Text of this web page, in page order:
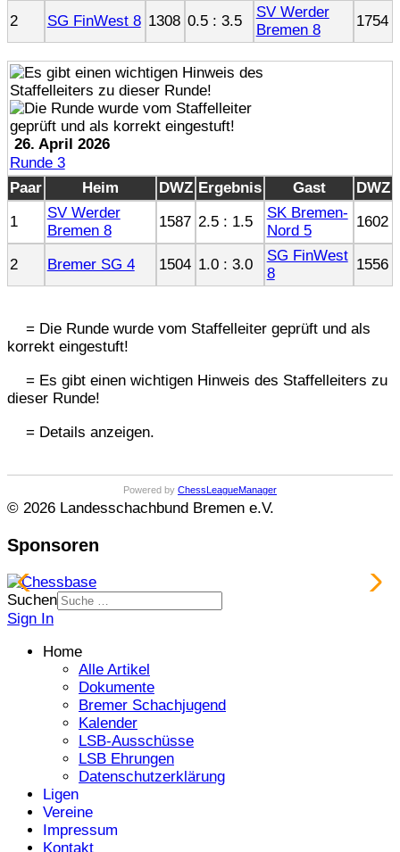
2 SG FinWest 8 1308 0.5 : 3.5
SV Werder
Bremen 8
1754
26. April 2026
Runde 3
Paar
Heim DWZ Ergebnis Gast
DWZ
1
SV Werder
Bremen 8
1587 2.5 : 1.5
SK Bremen-
Nord 5
1602
2 Bremer SG 4 1504 1.0 : 3.0
SG FinWest
8
1556
= Die Runde wurde vom Staffelleiter geprüft und als
korrekt eingestuft!
= Es gibt einen wichtigen Hinweis des Staffelleiters zu
dieser Runde!
= Details anzeigen.
Powered by ChessLeagueManager
© 2026 Landesschachbund Bremen e.V.
Sponsoren
Suchen
Sign In
Home
Alle Artikel
Dokumente
Bremer Schachjugend
Kalender
LSB-Ausschüsse
LSB Ehrungen
Datenschutzerklärung
Ligen
Vereine
Impressum
Kontakt